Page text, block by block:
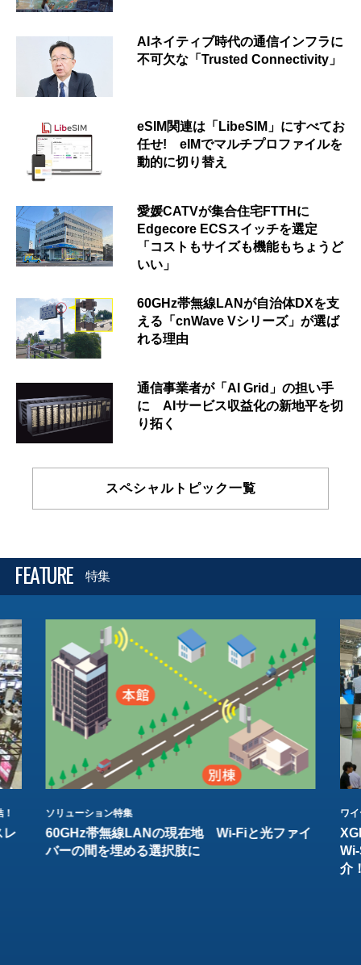
AIネイティブ時代の通信インフラに
不可欠な「Trusted Connectivity」
eSIM関連は「LibeSIM」にすべてお
任せ! eIMでマルチプロファイルを
動的に切り替え
愛媛CATVが集合住宅FTTHに
Edgecore ECSスイッチを選定
「コストもサイズも機能もちょうど
いい」
60GHz帯無線LANが自治体DXを支
える「cnWave Vシリーズ」が選ば
れる理由
通信事業者が「AI Grid」の担い手
に AIサービス収益化の新地平を切
り拓く
スペシャルトピック一覧
FEATURE 特集
レ
ソリューション特集
60GHz帯無線LANの現在地 Wi-Fiと光ファイ
バーの間を埋める選択肢に
ワ
介